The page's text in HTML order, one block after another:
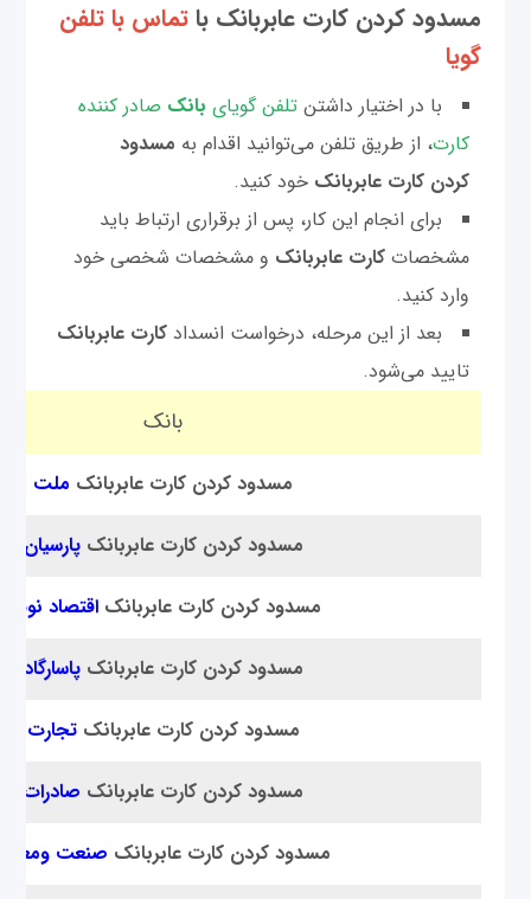
مسدود کردن کارت عابر‌بانک باتماس با تلفن
گویا
با در اختیار داشتن تلفن گویای بانک صادر کننده
کارت، از طریق تلفن می‌توانید اقدام به مسدود
کردن کارت عابر‌بانک خود کنید.
برای انجام این کار، پس از برقراری ارتباط باید
مشخصاتکارت عابر‌بانک و مشخصات شخصی خود
وارد کنید.
بعد از این مرحله، درخواست انسداد کارت عابر‌بانک
تایید می‌شود.
بانک
مسدود کردن کارت عابر‌بانک ملت
مسدود کردن کارت عابر‌بانکپارسیان
مسدود کردن کارت عابر‌بانک اقتصاد نوین
مسدود کردن کارت عابر‌بانکپاسارگاد
مسدود کردن کارت عابر‌بانکتجارت
مسدود کردن کارت عابر‌بانک صادرات
مسدود کردن کارت عابر‌بانک صنعت